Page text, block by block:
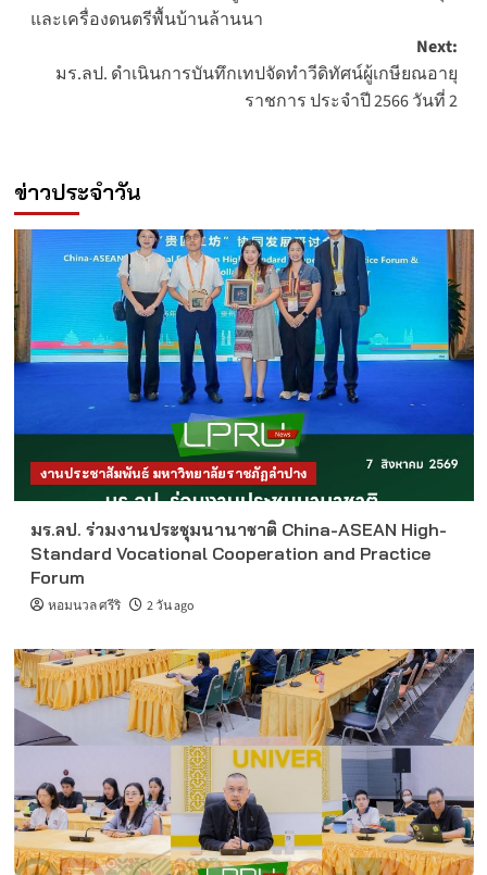
และเครื่องดนตรีพื้นบ้านล้านนา
Next:
มร.ลป. ดำเนินการบันทึกเทปจัดทำวีดิทัศน์ผู้เกษียณอายุ
ราชการ ประจำปี 2566 วันที่ 2
ข่าวประจำวัน
งานประชาสัมพันธ์ มหาวิทยาลัยราชภัฏลำปาง
มร.ลป. ร่วมงานประชุมนานาชาติ China-ASEAN High-
Standard Vocational Cooperation and Practice
Forum
หอมนวล ศรีริ 2 วัน ago